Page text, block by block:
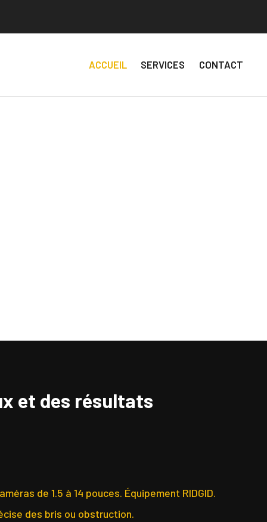
ACCUEIL SERVICES CONTACT
et des résultats
de 1.5 à 14 pouces. Équipement RIDGID.
des bris ou obstruction.